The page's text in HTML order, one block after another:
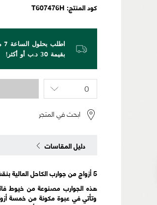
كود المنتج T607476H
بقيمة 30 د.ب أو أكثر!
ابحث في المتجر
دليل المقاسات
5 أزواج من جوارب الكاحل العالية بنقشة سوبرسوفت
هذه الجوارب مصنوعة من خيوط
وتأتي في عبوة مكونة من خمسة